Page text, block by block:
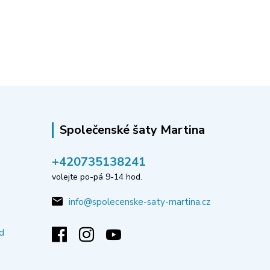
Společenské šaty Martina
‭+420735138241
volejte po-pá 9-14 hod.
info@spolecenske-saty-martina.cz